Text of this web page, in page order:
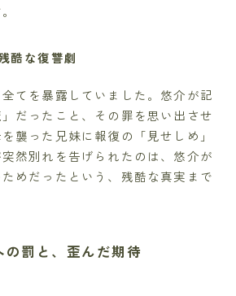
酷な復讐劇
てを暴露していました。悠介が記
だったこと、その罪を思い出させ
襲った兄妹に報復の「見せしめ」
然別れを告げられたのは、悠介が
めだったという、残酷な真実まで
の罰と、歪んだ期待